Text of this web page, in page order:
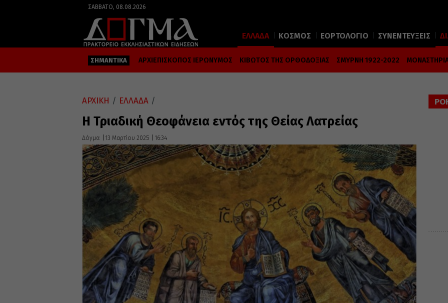
ΣΆΒΒΑΤΟ, 08.08.2026
ΕΛΛΑΔΑ ΚΟΣΜΟΣ ΕΟΡΤΟΛΟΓΙΟ ΣΥΝΕΝΤΕΥΞΕΙΣ
ΣΗΜΑΝΤΙΚΑ ΑΡΧΙΕΠΙΣΚΟΠΟΣ ΙΕΡΩΝΥΜΟΣ ΚΙΒΩΤΟΣ ΤΗΣ ΟΡΘΟΔΟΞΙΑΣ ΣΜΥΡΝΗ 1922-2022
ΑΡΧΙΚΗ / ΕΛΛΑΔΑ /
Η Τριαδική Θεοφάνεια εντός της Θείας Λατρείας
Δόγμα 13 Μαρτίου 2025 16:34